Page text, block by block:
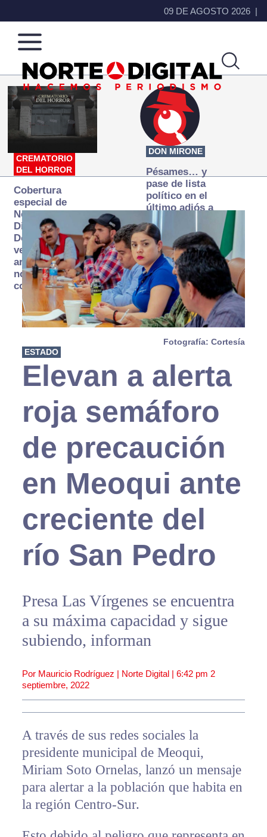
09 DE AGOSTO 2026
Norte
de
Ciudad
Más
que
noticias,
hacemos periodismo
CREMATORIO
DEL HORROR
Cobertura
especial de
Norte
Digital:
Donde la
verdad
arde… pero
no se
consume
DON MIRONE
Pésames… y
pase de lista
político en el
último adiós a
Papá Grande
Fotografía: Cortesía
ESTADO
Elevan a alerta
roja semáforo
de precaución
en Meoqui ante
creciente del
río San Pedro
Presa Las Vírgenes se encuentra
a su máxima capacidad y sigue
subiendo, informan
Por Mauricio Rodríguez | Norte Digital | 6:42 pm 2
septiembre, 2022
A través de sus redes sociales la
presidente municipal de Meoqui,
Miriam Soto Ornelas, lanzó un mensaje
para alertar a la población que habita en
la región Centro-Sur.